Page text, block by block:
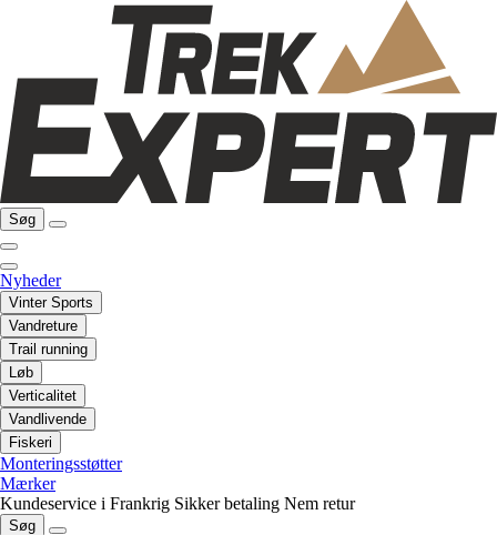
Søg
Nyheder
Vinter Sports
Vandreture
Trail running
Løb
Verticalitet
Vandlivende
Fiskeri
Monteringsstøtter
Mærker
Kundeservice i Frankrig Sikker betaling Nem retur
Søg